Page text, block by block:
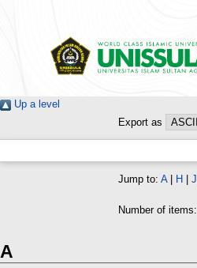
Up a level
Export as
Jump to: A| H J
Number of items:
A